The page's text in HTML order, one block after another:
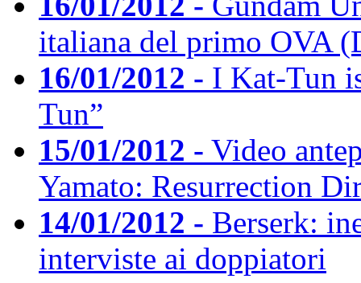
italiana del primo OVA
16/01/2012 - I Kat-Tun
Tun”
15/01/2012 - Video
Yamato: Resurrection
14/01/2012 - Berserk:
interviste ai doppiatori